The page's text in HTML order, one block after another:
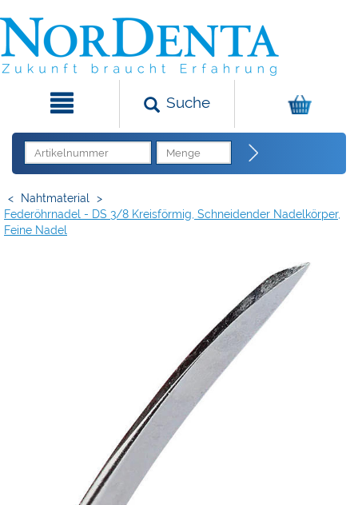
Suche
< Nahtmaterial
>
Federöhrnadel - DS 3/8 Kreisförmig, Schneidender Nadelkörper,
Feine Nadel